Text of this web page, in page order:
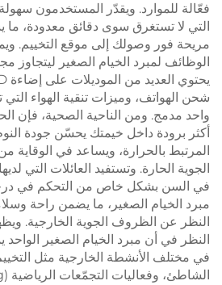
فعّالة للموارد. ويقدّر المستخدمون
التي لا تستغرق سوى دقائق معدودة،
مريحة فور وصولك إلى موقع التخييم.
الوظائف لمبرد الخيام الصغير ليتجاوز
شحن الهواتف، وميزات تنقية الهواء
واحد مدمج. ومن الناحية الصحية، فإن
أكثر برودة داخل خيمتك يحسّن جودة
المرتبط بالحرارة، ويساعد في
الجوية الحارة. وتستفيد العائلات التي
في السن بشكل خاص من التحكم في
مبرد الخيام الصغير، ما يضمن راحة
النظر عن الظروف الجوية الخارجية.
النظر في أن مبرد الخيام الصغير الواحد
في مختلف الأنشطة الخارجية مثل